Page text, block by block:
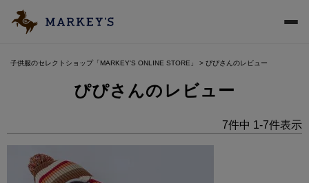
子供服のセレクトショップ「MARKEY'S ONLINE STORE」 ぴぴさんのレビュー
ぴぴさんのレビュー
7件中 1-7件表示